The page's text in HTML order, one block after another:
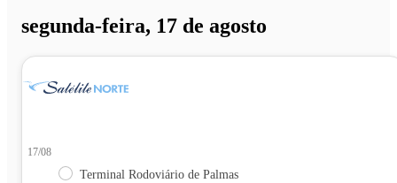
segunda-feira, 17 de agosto
17/08
Terminal Rodoviário de Palmas